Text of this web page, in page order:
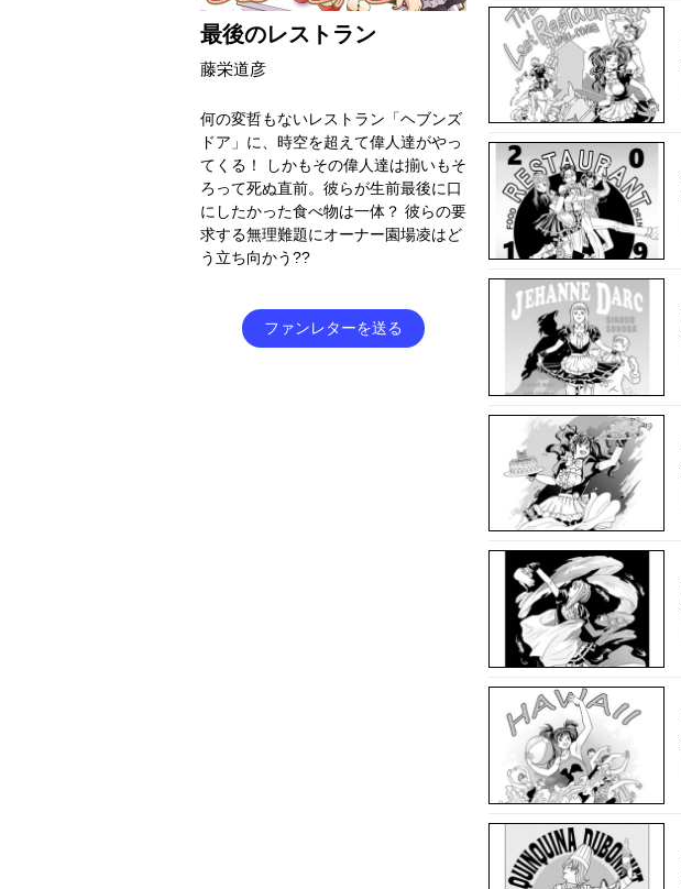
最後のレストラン
藤栄道彦
何の変哲もないレストラン「ヘブンズ
ドア」に、時空を超えて偉人達がやっ
てくる！ しかもその偉人達は揃いもそ
ろって死ぬ直前。彼らが生前最後に口
にしたかった食べ物は一体？ 彼らの要
求する無理難題にオーナー園場凌はど
う立ち向かう??
ファンレターを送る